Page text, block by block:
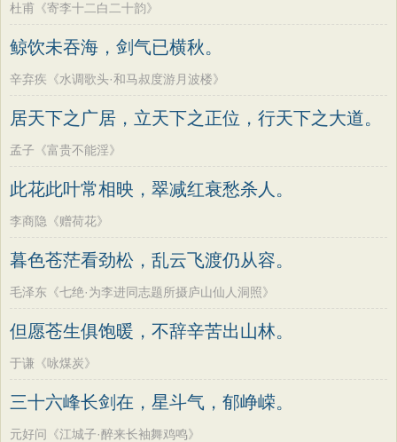
杜甫《寄李十二白二十韵》
鲸饮未吞海，剑气已横秋。
辛弃疾《水调歌头·和马叔度游月波楼》
居天下之广居，立天下之正位，行天下之大道。
孟子《富贵不能淫》
此花此叶常相映，翠减红衰愁杀人。
李商隐《赠荷花》
暮色苍茫看劲松，乱云飞渡仍从容。
毛泽东《七绝·为李进同志题所摄庐山仙人洞照》
但愿苍生俱饱暖，不辞辛苦出山林。
于谦《咏煤炭》
三十六峰长剑在，星斗气，郁峥嵘。
元好问《江城子·醉来长袖舞鸡鸣》